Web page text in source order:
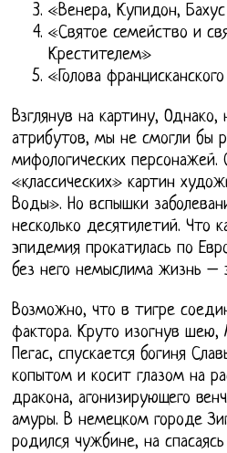
«Венера, Купидон,
«Святое семейство и
Крестителем»
«Голова
Взглянув на картину,
атрибутов, мы не смогли бы
мифологических персонажей.
«классических» картин
Воды». Но вспышки
несколько десятилетий. Что
эпидемия прокатилась по
без него немыслима жизнь –
Возможно, что в тигре
фактора. Круто изогнув шею,
Пегас, спускается богиня
копытом и косит глазом на
дракона, агонизирующего
амуры. В немецком городе
родился чужбине, на